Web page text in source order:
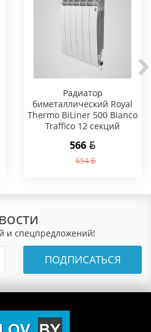
Радиатор
биметаллический Royal
Thermo BiLiner 500 Bianco
Traffico 12 секций
566
654
и спецпредложений!
ПОДПИСАТЬСЯ